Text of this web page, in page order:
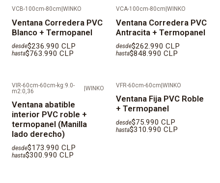
deflectores para drenajes de agua y manilla (si
corresponde).
IMPORTANTE: Al ser productos fabricados a medida,
los tiempos de despacho son de 25díashábiles
pago.
VCB-100cm-80cm WINKO
Ventana Corredera PVC
Blanco + Termopanel
desde$236.990 CLP
hasta$763.990 CLP
VCA-100cm-80cm WINKO
Ventana Corredera PVC
Antracita + Termopanel
desde$262.990 CLP
hasta$848.990 CLP
VIR-60cm-60cm-kg:9.0-
m2:0,36
|WINKO
Ventana abatible
interior PVC roble +
termopanel (Manilla
lado derecho)
desde$173.990 CLP
hasta$300.990 CLP
VFR-60cm-60cm|WINKO
Ventana Fija PVC Roble
+ Termopanel
desde$75.990 CLP
hasta$310.990 CLP